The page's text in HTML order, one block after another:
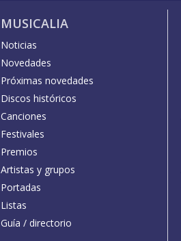
MUSICALIA
Noticias
Novedades
Próximas novedades
Discos históricos
Canciones
Festivales
Premios
Artistas y grupos
Portadas
Listas
Guía / directorio